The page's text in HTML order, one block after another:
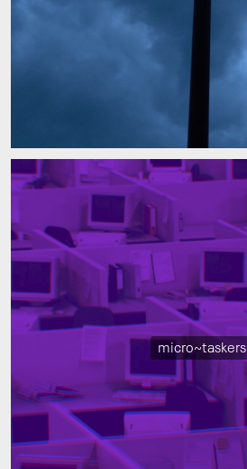
micro~taskers